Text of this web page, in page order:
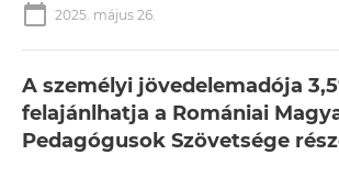
calendar_today 2025. május 26.
A személyi jövedelemadója
felajánlhatja a Romániai
Pedagógusok Szövetsége